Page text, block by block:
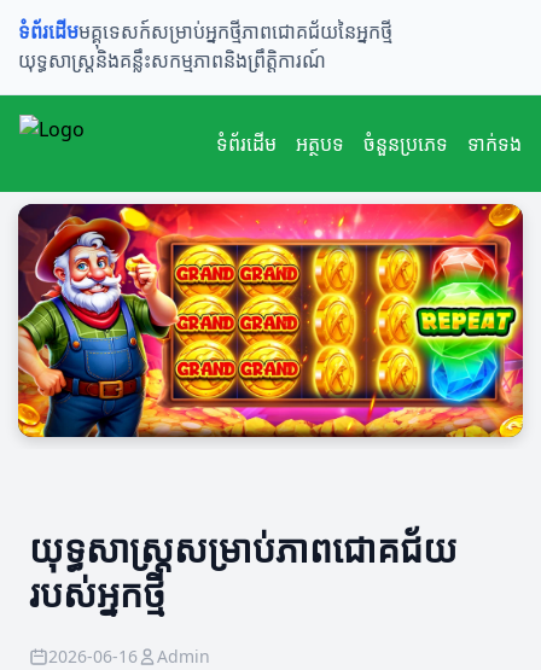
ទំព័រដើមមគ្គុទេសក៍សម្រាប់អ្នកថ្មីភាពជោគជ័យនៃអ្នកថ្មី
យុទ្ធសាស្ត្រនិងគន្លឹះសកម្មភាពនិងព្រឹត្តិការណ៍
ទំព័រដើម អត្ថបទ ចំនួនប្រភេទ ទាក់ទង
យុទ្ធសាស្ត្រសម្រាប់ភាពជោគជ័យ
របស់អ្នកថ្មី
2026-06-16 Admin